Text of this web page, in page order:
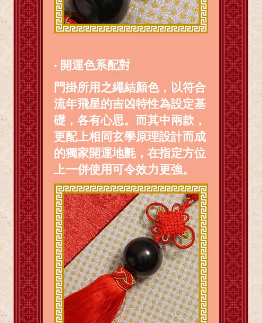
‧ 開運色系配對
門掛所用之繩結顏色，以符合
流年飛星的吉凶特性為設定基
礎，各有心思。而其中兩款，
更配上相同玄學原理設計而成
的獨家開運地氈，在指定方位
上一併使用可令效力更強。